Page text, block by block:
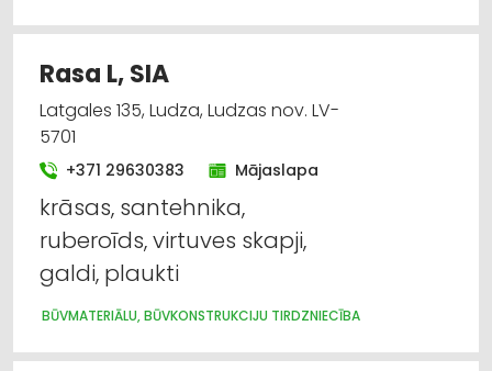
Rasa L, SIA
Latgales 135, Ludza, Ludzas nov. LV-
5701
+371 29630383 Mājaslapa
krāsas, santehnika,
ruberoīds, virtuves skapji,
galdi, plaukti
BŪVMATERIĀLU, BŪVKONSTRUKCIJU TIRDZNIECĪBA